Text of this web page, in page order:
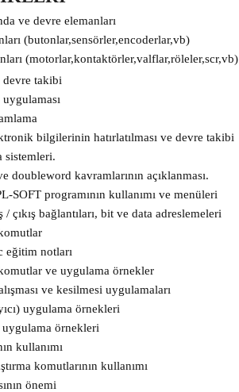
ve devre elemanları
(butonlar,sensörler,encoderlar,vb)
(motorlar,kontaktörler,valflar,röleler,scr,vb)
devre takibi
bilgilerinin hatırlatılması ve devre takibi
sistemleri.
doubleword kavramlarının açıklanması.
SOFT programının kullanımı ve menüleri
/ çıkış bağlantıları, bit ve data adreslemeleri
eğitim notları
ve uygulama örnekler
ve kesilmesi uygulamaları
uygulama örnekleri
uygulama örnekleri
kullanımı
komutlarının kullanımı
önemi